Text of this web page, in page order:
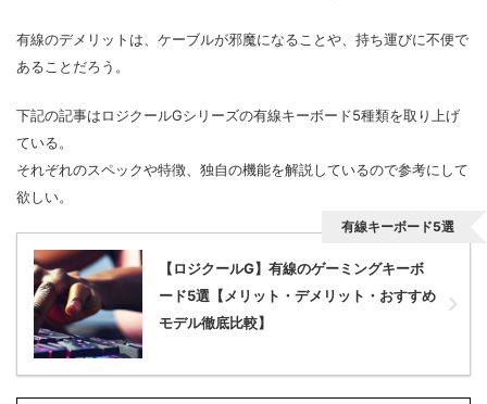
有線のデメリットは、ケーブルが邪魔になることや、持ち運びに不便で
あることだろう。
下記の記事はロジクールGシリーズの有線キーボード5種類を取り上げ
ている。
それぞれのスペックや特徴、独自の機能を解説しているので参考にして
欲しい。
【ロジクールG】有線のゲーミングキーボ
ード5選【メリット・デメリット・おすすめ
モデル徹底比較】
有線キーボード5選